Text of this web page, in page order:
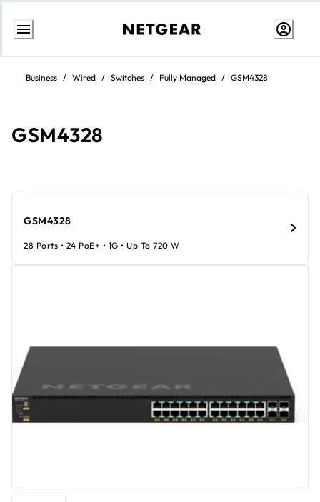
Przejdź
treściBusiness / Wired / Switches / Fully Managed / GSM4328
GSM4328
GSM4328
28 Ports • 24 PoE+ • 1G • Up To 720 W